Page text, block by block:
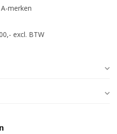
merken
excl. BTW